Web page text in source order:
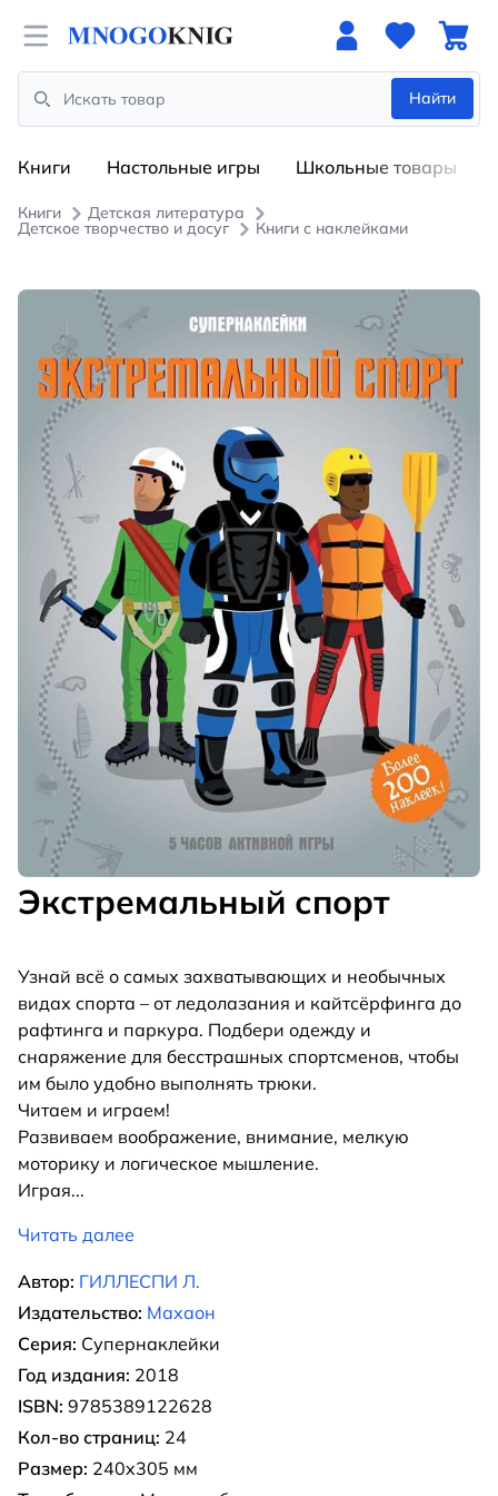
Open menu
Search
Найти
Книги Настольные игры Школьные товары
Книги Детская литература
Детское творчество и досуг Книги с наклейками
Экстремальный спорт
Узнай всё о самых захватывающих и необычных
видах спорта – от ледолазания и кайтсёрфинга до
рафтинга и паркура. Подбери одежду и
снаряжение для бесстрашных спортсменов, чтобы
им было удобно выполнять трюки.
Читаем и играем!
Развиваем воображение, внимание, мелкую
моторику и логическое мышление.
Играя...
Читать далее
Автор: ГИЛЛЕСПИ Л.
Издательство: Махаон
Серия: Супернаклейки
Год издания: 2018
ISBN: 9785389122628
Кол-во страниц: 24
Размер: 240x305 мм